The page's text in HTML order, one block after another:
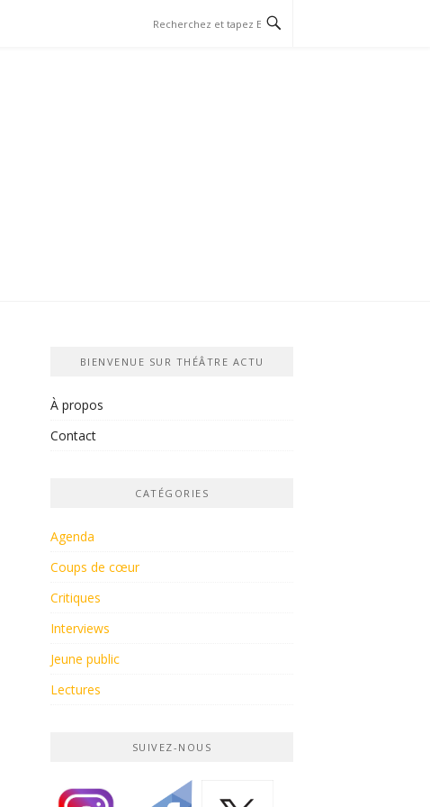
BIENVENUE SUR THÉÂTRE ACTU
À propos
Contact
CATÉGORIES
Agenda
Coups de cœur
Critiques
Interviews
Jeune public
Lectures
SUIVEZ-NOUS